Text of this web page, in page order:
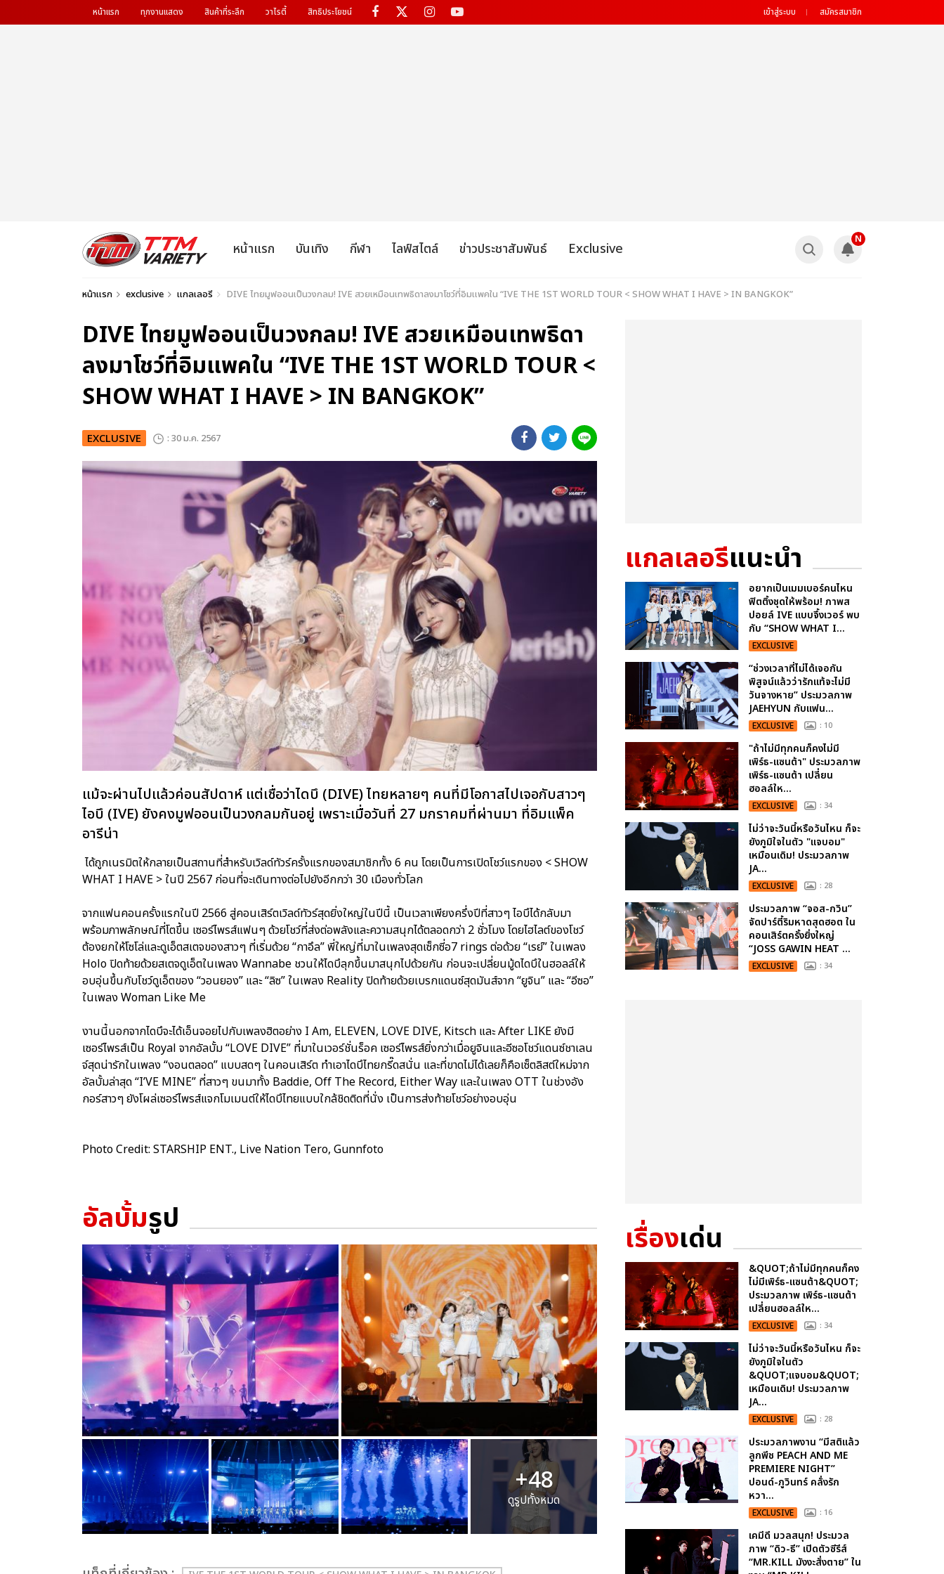
หน้าแรก ทุกงานแสดง สินค้าที่ระลึก วาไรตี้ สิทธิประโยชน์ เข้าสู่ระบบ สมัครสมาชิก
หน้าแรก บันเทิง กีฬา ไลฟ์สไตล์ ข่าวประชาสัมพันธ์ Exclusive
N
หน้าแรก exclusive แกลเลอรี DIVE ไทยมูฟออนเป็นวงกลม! IVE สวยเหมือนเทพธิดาลงมาโชว์ที่อิมแพคใน “IVE THE 1ST WORLD TOUR < SHOW WHAT I HAVE > IN BANGKOK”
DIVE ไทยมูฟออนเป็นวงกลม! IVE สวยเหมือนเทพธิดา
ลงมาโชว์ที่อิมแพคใน “IVE THE 1ST WORLD TOUR <
SHOW WHAT I HAVE > IN BANGKOK”
EXCLUSIVE : 30 ม.ค. 2567
แม้จะผ่านไปแล้วค่อนสัปดาห์ แต่เชื่อว่าไดบึ (DIVE) ไทยหลายๆ คนที่มีโอกาสไปเจอกับสาวๆ
ไอบึ (IVE) ยังคงมูฟออนเป็นวงกลมกันอยู่ เพราะเมื่อวันที่ 27 มกราคมที่ผ่านมา ที่อิมแพ็ค
อารีน่า
ได้ถูกเนรมิตให้กลายเป็นสถานที่สำหรับเวิลด์ทัวร์ครั้งแรกของสมาชิกทั้ง 6 คน โดยเป็นการเปิดโชว์แรกของ < SHOW
WHAT I HAVE > ในปี 2567 ก่อนที่จะเดินทางต่อไปยังอีกกว่า 30 เมืองทั่วโลก
จากแฟนคอนครั้งแรกในปี 2566 สู่คอนเสิร์ตเวิลด์ทัวร์สุดยิ่งใหญ่ในปีนี้ เป็นเวลาเพียงครึ่งปีที่สาวๆ ไอบึได้กลับมา
พร้อมภาพลักษณ์ที่โตขึ้น เซอร์ไพรส์แฟนๆ ด้วยโชว์ที่ส่งต่อพลังและความสนุกได้ตลอดกว่า 2 ชั่วโมง โดยไฮไลต์ของโชว์
ต้องยกให้โซโล่และดูเอ็ตสเตจของสาวๆ ที่เริ่มด้วย “กาอึล” พี่ใหญ่ที่มาในเพลงสุดเซ็กซี่อ7 rings ต่อด้วย “เรย์” ในเพลง
Holo ปิดท้ายด้วยสเตจดูเอ็ตในเพลง Wannabe ชวนให้ไดบึลุกขึ้นมาสนุกไปด้วยกัน ก่อนจะเปลี่ยนมู้ดไดบึในฮอลล์ให้
อบอุ่นขึ้นกับโชว์ดูเอ็ตของ “วอนยอง” และ “ลิซ” ในเพลง Reality ปิดท้ายด้วยเบรกแดนซ์สุดมันส์จาก “ยูจิน” และ “อีซอ”
ในเพลง Woman Like Me
งานนี้นอกจากไดบึจะได้เอ็นจอยไปกับเพลงฮิตอย่าง I Am, ELEVEN, LOVE DIVE, Kitsch และ After LIKE ยังมี
เซอร์ไพรส์เป็น Royal จากอัลบั้ม “LOVE DIVE” ที่มาในเวอร์ชั่นร็อค เซอร์ไพรส์ยิ่งกว่าเมื่อยูจินและอีซอโชว์แดนซ์ชาเลน
จ์สุดน่ารักในเพลง “งอนตลอด” แบบสดๆ ในคอนเสิร์ต ทำเอาไดบึไทยกรี๊ดสนั่น และที่ขาดไม่ได้เลยก็คือเซ็ตลิสต์ใหม่จาก
อัลบั้มล่าสุด “I’VE MINE” ที่สาวๆ ขนมาทั้ง Baddie, Off The Record, Either Way และในเพลง OTT ในช่วงอัง
กอร์สาวๆ ยังโผล่เซอร์ไพรส์แจกโมเมนต์ให้ไดบึไทยแบบใกล้ชิดติดที่นั่ง เป็นการส่งท้ายโชว์อย่างอบอุ่น
Photo Credit: STARSHIP ENT., Live Nation Tero, Gunnfoto
อัลบั้มรูป
+48
ดูรูปทั้งหมด
แกลเลอรีแนะนำ
อยากเป็นเมมเบอร์คนไหน
ฟิตติ้งชุดให้พร้อม! ภาพส
ปอยล์ IVE แบบจึ้งเวอร์ พบ
กับ “SHOW WHAT I...
EXCLUSIVE
“ช่วงเวลาที่ไม่ได้เจอกัน
พิสูจน์แล้วว่ารักแท้จะไม่มี
วันจางหาย” ประมวลภาพ
JAEHYUN กับแฟน...
EXCLUSIVE : 10
"ถ้าไม่มีทุกคนก็คงไม่มี
เพิร์ธ-แซนต้า" ประมวลภาพ
เพิร์ธ-แซนต้า เปลี่ยน
ฮอลล์ให...
EXCLUSIVE : 34
ไม่ว่าจะวันนี้หรือวันไหน ก็จะ
ยังภูมิใจในตัว "แจบอม"
เหมือนเดิม! ประมวลภาพ
JA...
EXCLUSIVE : 28
ประมวลภาพ “จอส-กวิน”
จัดปาร์ตี้ริมหาดสุดฮอต ใน
คอนเสิร์ตครั้งยิ่งใหญ่
“JOSS GAWIN HEAT ...
EXCLUSIVE : 34
เรื่องเด่น
&QUOT;ถ้าไม่มีทุกคนก็คง
ไม่มีเพิร์ธ-แซนต้า&QUOT;
ประมวลภาพ เพิร์ธ-แซนต้า
เปลี่ยนฮอลล์ให...
EXCLUSIVE : 34
ไม่ว่าจะวันนี้หรือวันไหน ก็จะ
ยังภูมิใจในตัว
&QUOT;แจบอม&QUOT;
เหมือนเดิม! ประมวลภาพ
JA...
EXCLUSIVE : 28
ประมวลภาพงาน “มีสติแล้ว
ลูกพีช PEACH AND ME
PREMIERE NIGHT”
ปอนด์-ภูวินทร์ คลั่งรัก
หวา...
EXCLUSIVE : 16
เคมีดี มวลสนุก! ประมวล
ภาพ “ดิว-ธี” เปิดตัวซีรีส์
“MR.KILL มังงะสั่งตาย” ใน